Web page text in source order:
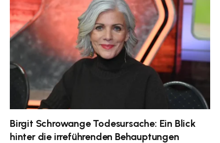
Birgit Schrowange Todesursache: Ein Blick
hinter die irreführenden Behauptungen